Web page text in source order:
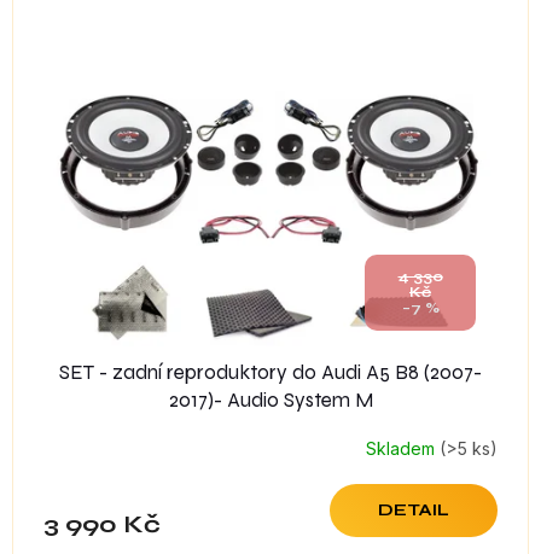
4 330
Kč
–7 %
SET - zadní reproduktory do Audi A5 B8 (2007-
2017)- Audio System M
Skladem (>5 ks)
3 990 Kč DETAIL